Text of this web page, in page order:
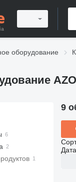
оборудование
AZO
9